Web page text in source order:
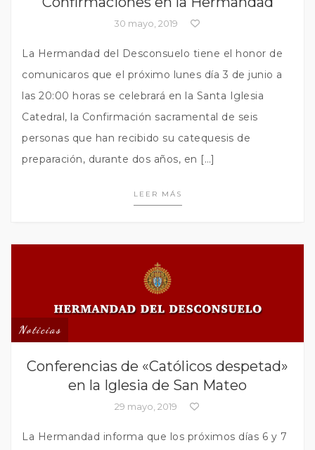
30 mayo, 2019
La Hermandad del Desconsuelo tiene el honor de
comunicaros que el próximo lunes día 3 de junio a
las 20:00 horas se celebrará en la Santa Iglesia
Catedral, la Confirmación sacramental de seis
personas que han recibido su catequesis de
preparación, durante dos años, en […]
LEER MÁS
Noticias
Conferencias de «Católicos despetad»
en la Iglesia de San Mateo
29 mayo, 2019
La Hermandad informa que los próximos días 6 y 7